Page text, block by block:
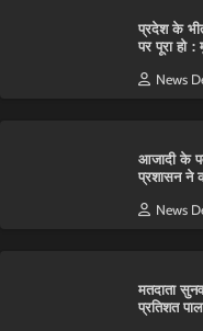
प्रदेश के
पर पूरा हो
News
आजादी के
प्रशासन ने
News
मतदाता
प्रतिशत